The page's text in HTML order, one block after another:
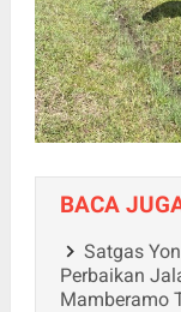
BACA
Satgas
Perbaikan
Mamberamo